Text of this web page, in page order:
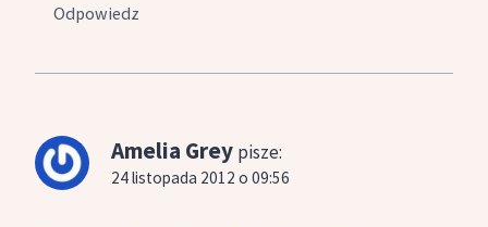
Odpowiedz
Amelia Grey pisze:
24 listopada 2012 o 09:56